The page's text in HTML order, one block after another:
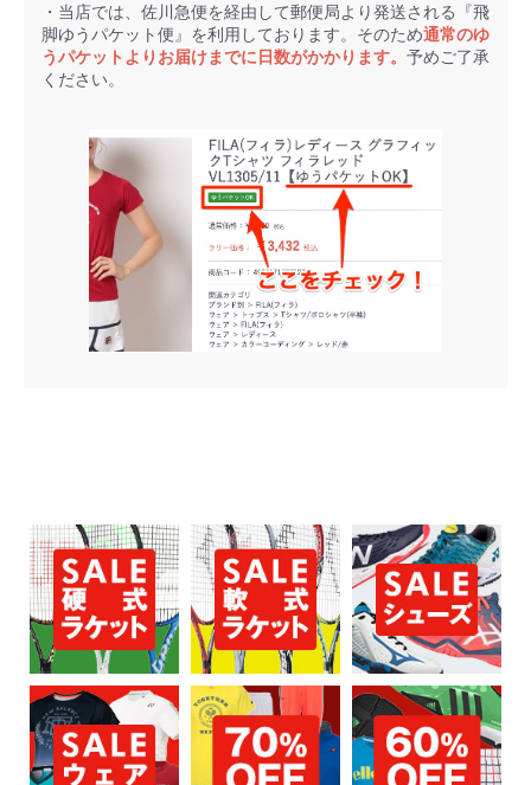
・当店では、佐川急便を経由して郵便局より発送される『飛
脚ゆうパケット便』を利用しております。そのため通常のゆ
うパケットよりお届けまでに日数がかかります。 予めご了承
ください。